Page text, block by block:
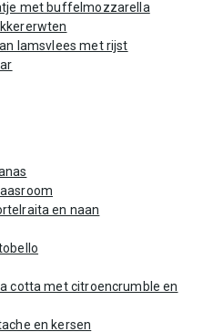
met buffelmozzarella
lamsvlees met rijst
en naan
cotta met citroencrumble en
en kersen